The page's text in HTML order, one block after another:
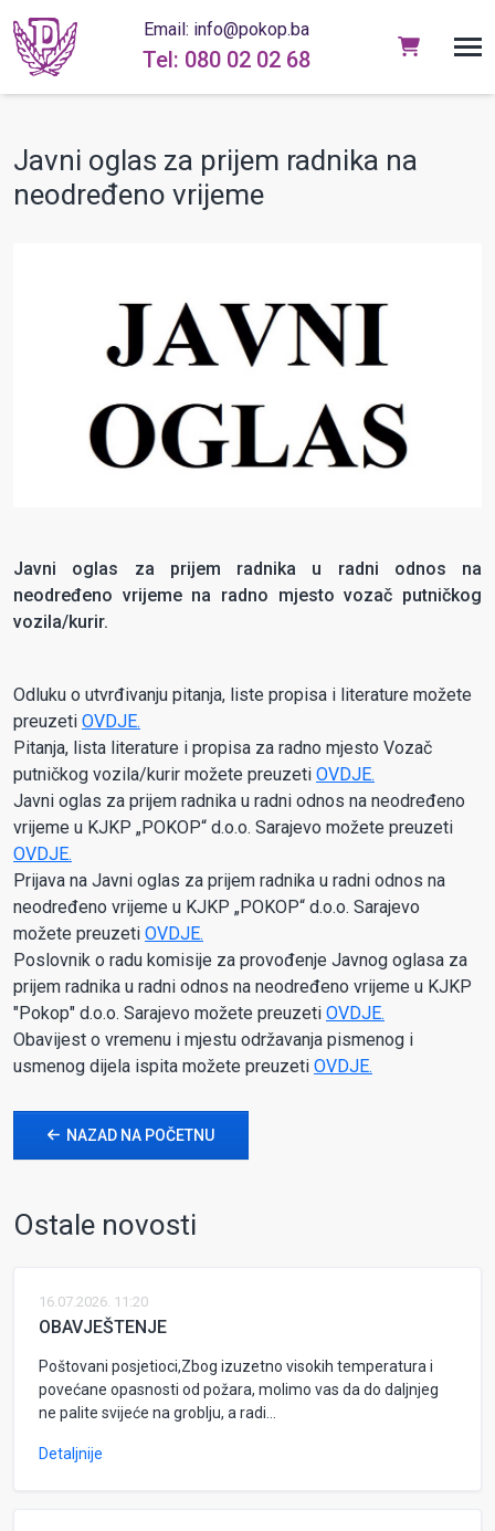
Email: info@pokop.ba
Tel: 080 02 02 68
Javni oglas za prijem radnika na
neodređeno vrijeme
Javni oglas za prijem radnika u radni odnos na
neodređeno vrijeme na radno mjesto vozač putničkog
vozila/kurir.
Odluku o utvrđivanju pitanja, liste propisa i literature možete
preuzeti OVDJE.
Pitanja, lista literature i propisa za radno mjesto Vozač
putničkog vozila/kurir možete preuzeti OVDJE.
Javni oglas za prijem radnika u radni odnos na neodređeno
vrijeme u KJKP „POKOP“ d.o.o. Sarajevo možete preuzeti
OVDJE.
Prijava na Javni oglas za prijem radnika u radni odnos na
neodređeno vrijeme u KJKP „POKOP“ d.o.o. Sarajevo
možete preuzeti OVDJE.
Poslovnik o radu komisije za provođenje Javnog oglasa za
prijem radnika u radni odnos na neodređeno vrijeme u KJKP
"Pokop" d.o.o. Sarajevo možete preuzeti OVDJE.
Obavijest o vremenu i mjestu održavanja pismenog i
usmenog dijela ispita možete preuzeti OVDJE.
NAZAD NA POČETNU
Ostale novosti
16.07.2026. 11:20
OBAVJEŠTENJE
Poštovani posjetioci,Zbog izuzetno visokih temperatura i
povećane opasnosti od požara, molimo vas da do daljnjeg
ne palite svijeće na groblju, a radi...
Detaljnije